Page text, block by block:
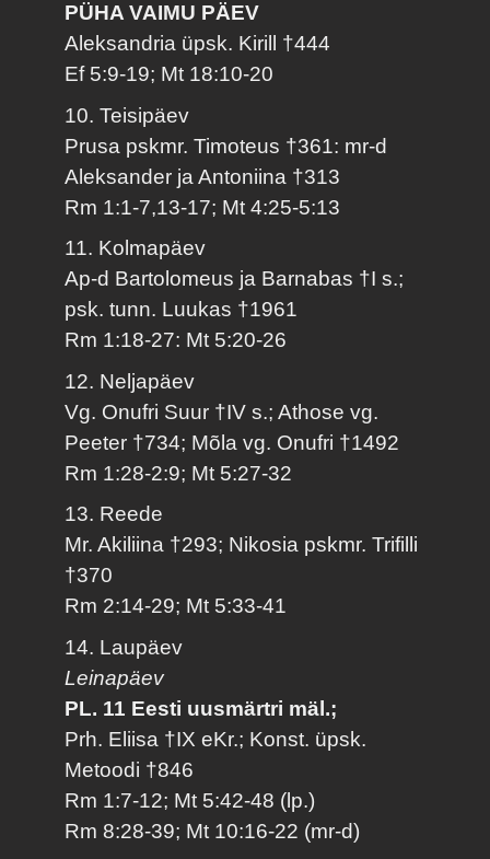
PÜHA VAIMU PÄEV
Aleksandria üpsk. Kirill †444
Ef 5:9-19; Mt 18:10-20
10. Teisipäev
Prusa pskmr. Timoteus †361: mr-d
Aleksander ja Antoniina †313
Rm 1:1-7,13-17; Mt 4:25-5:13
11. Kolmapäev
Ap-d Bartolomeus ja Barnabas †I s.;
psk. tunn. Luukas †1961
Rm 1:18-27: Mt 5:20-26
12. Neljapäev
Vg. Onufri Suur †IV s.; Athose vg.
Peeter †734; Mõla vg. Onufri †1492
Rm 1:28-2:9; Mt 5:27-32
13. Reede
Mr. Akiliina †293; Nikosia pskmr. Trifilli
†370
Rm 2:14-29; Mt 5:33-41
14. Laupäev
Leinapäev
PL. 11 Eesti uusmärtri mäl.;
Prh. Eliisa †IX eKr.; Konst. üpsk.
Metoodi †846
Rm 1:7-12; Mt 5:42-48 (lp.)
Rm 8:28-39; Mt 10:16-22 (mr-d)